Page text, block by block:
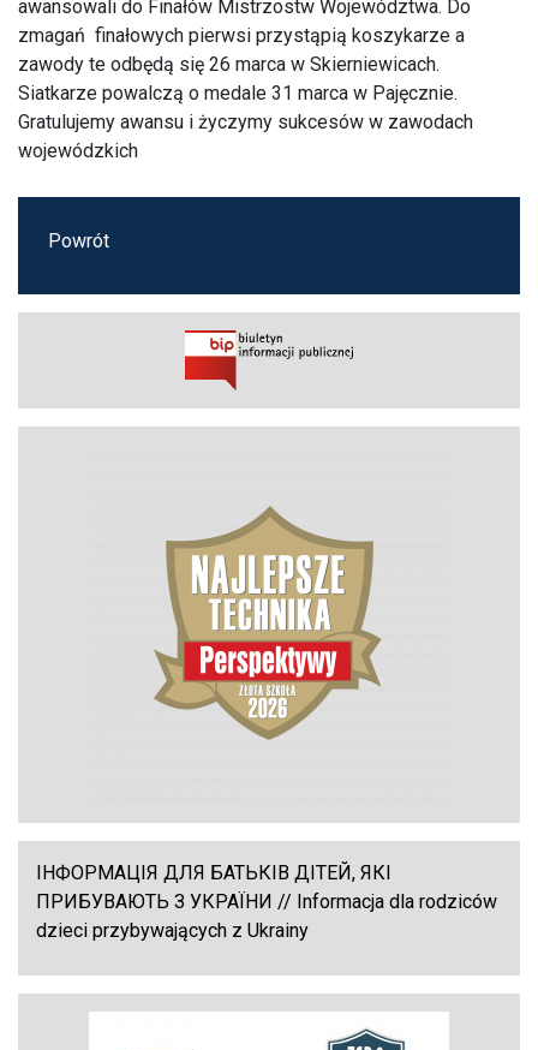
awansowali do Finałów Mistrzostw Województwa. Do
zmagań finałowych pierwsi przystąpią koszykarze a
zawody te odbędą się 26 marca w Skierniewicach.
Siatkarze powalczą o medale 31 marca w Pajęcznie.
Gratulujemy awansu i życzymy sukcesów w zawodach
wojewódzkich
Powrót
ІНФОРМАЦІЯ ДЛЯ БАТЬКІВ ДІТЕЙ, ЯКІ
ПРИБУВАЮТЬ З УКРАЇНИ // Informacja dla rodziców
dzieci przybywających z Ukrainy